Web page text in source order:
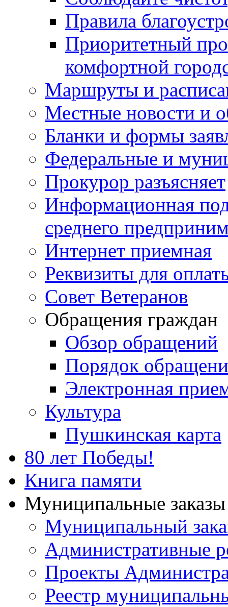
Правила
Приоритетный
комфортной
Маршруты и
Местные новости и
Бланки и формы
Федеральные и
Прокурор разъясняет
Информационная
среднего
Интернет приемная
Реквизиты для
Совет Ветеранов
Обращения граждан
Обзор обращений
Порядок
Электронная
Культура
Пушкинская карта
80 лет Победы!
Книга памяти
Муниципальные
Муниципальный
Административные
Проекты
Реестр